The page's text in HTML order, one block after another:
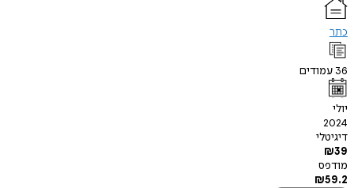
כתר
36 עמודים
יולי
2024
דיגיטלי
₪39
מודפס
₪59.2